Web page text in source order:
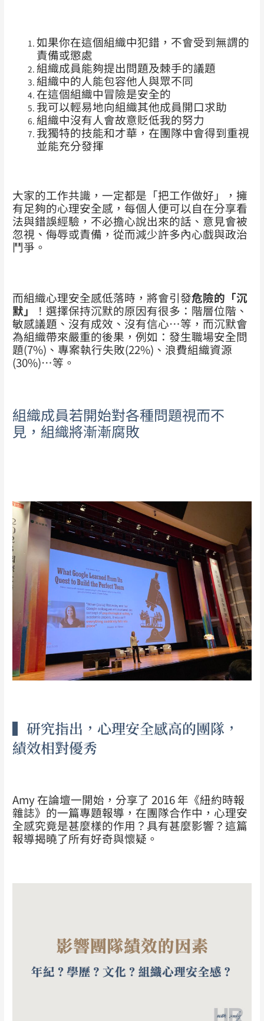
如果你在這個組織中犯錯，不會受到無謂的
責備或懲處
組織成員能夠提出問題及棘手的議題
組織中的人能包容他人與眾不同
在這個組織中冒險是安全的
我可以輕易地向組織其他成員開口求助
組織中沒有人會故意貶低我的努力
我獨特的技能和才華，在團隊中會得到重視
並能充分發揮
大家的工作共識，一定都是「把工作做好」，擁
有足夠的心理安全感，每個人便可以自在分享看
法與錯誤經驗，不必擔心說出來的話、意見會被
忽視、侮辱或責備，從而減少許多內心戲與政治
鬥爭。
而組織心理安全感低落時，將會引發危險的「沉
默」
！選擇保持沉默的原因有很多：階層位階、
敏感議題、沒有成效、沒有信心…等，而沉默會
為組織帶來嚴重的後果，例如：發生職場安全問
題(7%)、專案執行失敗(22%)、浪費組織資源
(30%)…等。
組織成員若開始對各種問題視而不
見，組織將漸漸腐敗
▍研究指出，心理安全感高的團隊，
績效相對優秀
Amy 在論壇一開始，分享了 2016 年《紐約時報
雜誌》的一篇專題報導，在團隊合作中，心理安
全感究竟是甚麼樣的作用？具有甚麼影響？這篇
報導揭曉了所有好奇與懷疑。